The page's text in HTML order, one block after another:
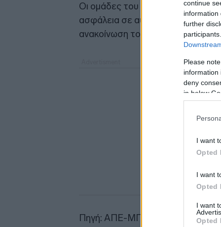
continue
information
further
Please
information
deny
in below
I want
Opted
I want
Opted
I want
Opted
Οι ομάδες του ΔΟΑΕ δεν
ασφάλεια σε αυτές τις
ανακοίνωση του που ανάρτησε
Πηγή: ΑΠΕ-ΜΠΕ